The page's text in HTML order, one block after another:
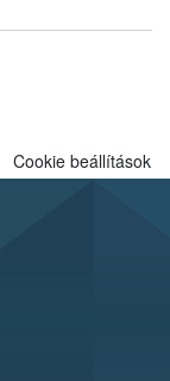
Cookie beállítások